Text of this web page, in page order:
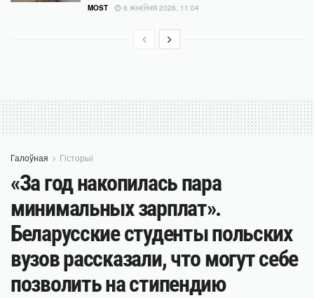
MOST 6 ЖНІЎНЯ 2026, 11:04
Галоўная Гісторыі
«За год накопилась пара
минимальных зарплат».
Беларусские студенты польских
вузов рассказали, что могут себе
позволить на стипендию